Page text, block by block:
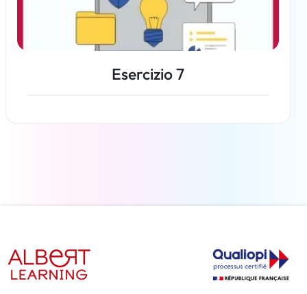
Esercizio 7